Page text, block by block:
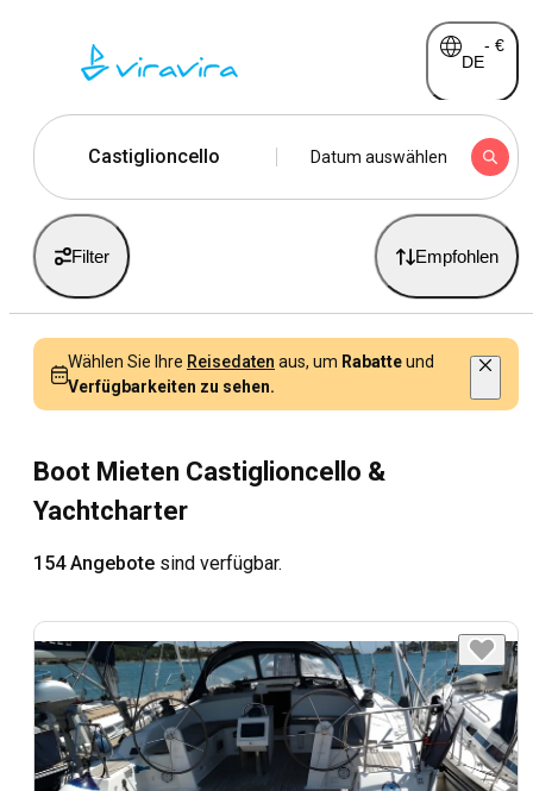
DE
- €
Castiglioncello Datum auswählen
Filter Empfohlen
Wählen Sie Ihre Reisedaten aus, um Rabatteund
Verfügbarkeiten zu sehen.
Boot Mieten Castiglioncello &
Yachtcharter
154 Angebote sind verfügbar.